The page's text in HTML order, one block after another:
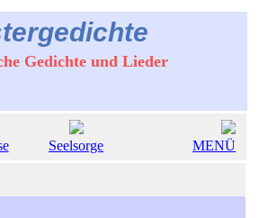
Gedichte und Lieder
Seelsorge MENÜ